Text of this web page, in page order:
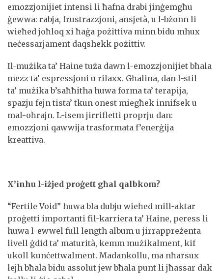
emozzjonijiet intensi li ħafna drabi jinġemgħu
ġewwa: rabja, frustrazzjoni, ansjetà, u l-bżonn li
wieħed joħloq xi ħaġa pożittiva minn bidu mhux
neċessarjament daqshekk pożittiv.
Il-mużika ta’ Haine tuża dawn l-emozzjonijiet bħala
mezz ta’ espressjoni u rilaxx. Għalina, dan l-stil
ta’ mużika b’saħħitha huwa forma ta’ terapija,
spazju fejn tista’ tkun onest miegħek innifsek u
mal-oħrajn. L-isem jirrifletti proprju dan:
emozzjoni qawwija trasformata f’enerġija
kreattiva.
X’inhu l-iżjed proġett għal qalbkom?
“Fertile Void” huwa bla dubju wieħed mill-aktar
proġetti importanti fil-karriera ta’ Haine, peress li
huwa l-ewwel full length album u jirrappreżenta
livell ġdid ta’ maturità, kemm mużikalment, kif
ukoll kunċettwalment. Madankollu, ma nħarsux
lejh bħala bidu assolut jew bħala punt li jħassar dak